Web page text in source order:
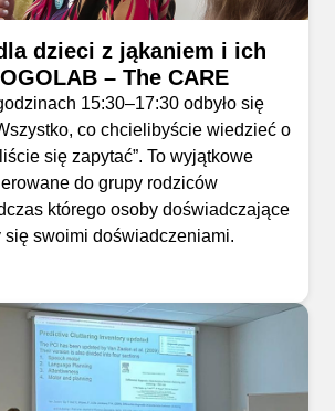
dzieci z jąkaniem i ich
– The CARE
15:30–17:30 odbyło się
co chcielibyście wiedzieć o
się zapytać”. To wyjątkowe
do grupy rodziców
którego osoby doświadczające
się swoimi doświadczeniami.